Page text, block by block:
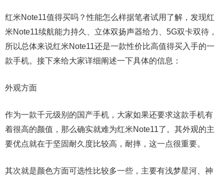
红米Note11值得买吗？性能怎么样据笔者试用了解，发现红
米Note11续航能力持久、立体双扬声器给力、5G双卡双待，
所以总体来说红米Note11还是一款性价比高值得买入手的一
款手机。接下来给大家详细阐述一下具体的信息：
外观方面
作为一款千元级别的国产手机，大家如果还要求这款手机有
着很高的颜值，那么确实就难为红米Note11了。其外观的主
要优点就在于坚固耐久度比较高，耐摔，这一点很重要。
其次就是颜色方面可选性比较多一些，主要有浅梦星河、神